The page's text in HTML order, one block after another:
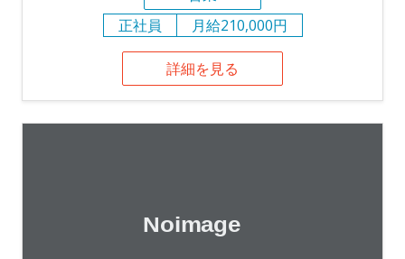
正社員
月給210,000円
詳細を見る